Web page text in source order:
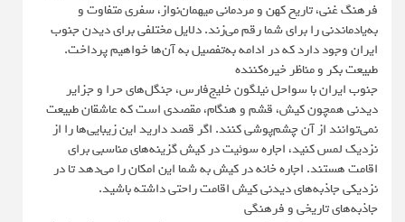
فرهنگ غنی، تاریخ کهن و مردمانی میهمان‌نواز، سفری متفاوت و
به‌یادماندنی را برای شما رقم می‌زند. دلایل مختلفی برای دیدن جنوب
ایران وجود دارد که در ادامه به‌تفصیل به آن‌ها خواهیم پرداخت.
طبیعت بکر و مناظر خیره‌کننده
جنوب ایران با سواحل نیلگون خلیج‌فارس، جنگل‌های حرا و جزایر
دیدنی همچون کیش، قشم و هنگام، مقصدی است که عاشقان طبیعت
نمی‌توانند از آن چشم‌پوشی کنند. اگر قصد دارید این زیبایی‌ها را از
نزدیک لمس کنید، اجاره سوئیت در کیش گزینه‌های مناسبی برای
اقامت هستند. اجاره خانه در کیش به شما این امکان را می‌دهد تا در
نزدیکی جاذبه‌های دیدنی کیش اقامت راحتی داشته باشید.
جاذبه‌های تاریخی و فرهنگی